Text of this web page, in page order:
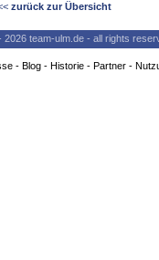
zurück zur Übersicht
2026 team-ulm.de - all rights
- Blog- Historie- Partner-